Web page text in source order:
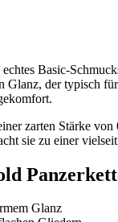
echtes Basic-
der typisch
zarten Stärke
sie zu einer
Glanz